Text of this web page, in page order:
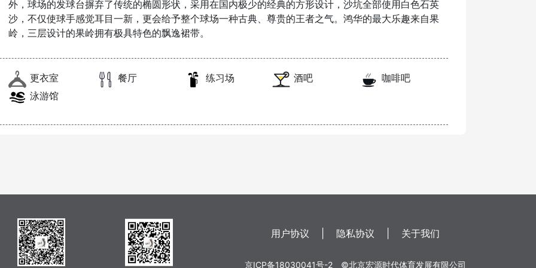
外，球场的发球台摒弃了传统的椭圆形状，采用在国内极少的经典的方形设计，沙坑全部使用白色石英
沙，不仅使球手感觉耳目一新，更会给予整个球场一种古典、尊贵的王者之气。鸿华的最大乐趣来自果
岭，三层设计的果岭拥有极具特色的飘逸裙带。
更衣室 餐厅 练习场 酒吧
咖啡吧
泳游馆
用户协议 隐私协议 关于我们
京ICP备18030041号-2 ©北京宏源时代体育发展有限公司